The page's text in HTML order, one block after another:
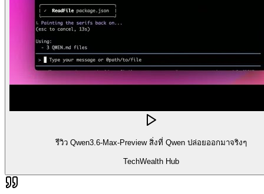
รีวิว Qwen3.6-Max-Preview สิ่งที่ Qwen ปล่อยออกมาจริงๆ
TechWealth Hub